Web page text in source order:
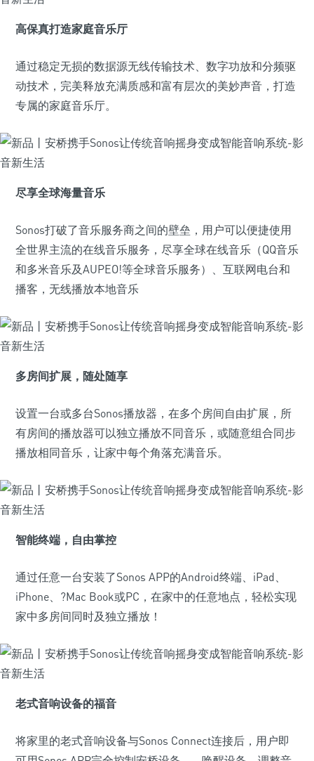
高保真打造家庭音乐厅
通过稳定无损的数据源无线传输技术、数字功放和分频驱
动技术，完美释放充满质感和富有层次的美妙声音，打造
专属的家庭音乐厅。
尽享全球海量音乐
Sonos打破了音乐服务商之间的壁垒，用户可以便捷使用
全世界主流的在线音乐服务，尽享全球在线音乐（QQ音乐
和多米音乐及AUPEO!等全球音乐服务）、互联网电台和
播客，无线播放本地音乐
多房间扩展，随处随享
设置一台或多台Sonos播放器，在多个房间自由扩展，所
有房间的播放器可以独立播放不同音乐，或随意组合同步
播放相同音乐，让家中每个角落充满音乐。
智能终端，自由掌控
通过任意一台安装了Sonos APP的Android终端、iPad、
iPhone、?Mac Book或PC，在家中的任意地点，轻松实现
家中多房间同时及独立播放！
老式音响设备的福音
将家里的老式音响设备与Sonos Connect连接后，用户即